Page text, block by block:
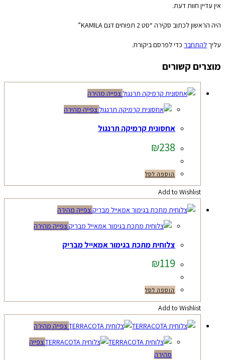
אין עדיין חוות דעת.
היה הראשון לכתוב סקירה “סט 2 תפוחים דגם KAMILA”
עליךלהתחבר כדי לפרסם ביקורת.
מוצרים קשורים
צפייה מהירה
צפייה מהירה
אחסונית קרמיקה תרנגול
₪238
הוספה לסל
Add to Wishlist
צפייה מהירה
צפייה מהירה
צלוחית מתכת בגימור אמאייל מבריק
₪119
הוספה לסל
Add to Wishlist
צפייה מהירה
צפייה
מהירה